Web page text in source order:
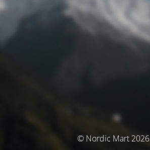
© Nordic Mart 2026